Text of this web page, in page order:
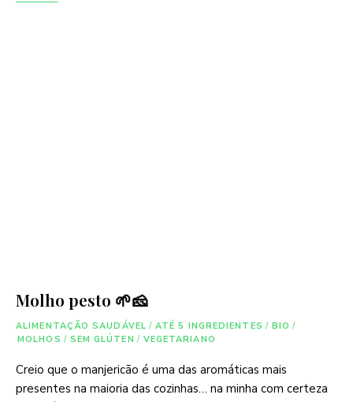
Molho pesto 🌱🧀
ALIMENTAÇÃO SAUDÁVEL / ATÉ 5 INGREDIENTES / BIO /
MOLHOS / SEM GLÚTEN / VEGETARIANO
Creio que o manjericão é uma das aromáticas mais
presentes na maioria das cozinhas… na minha com certeza